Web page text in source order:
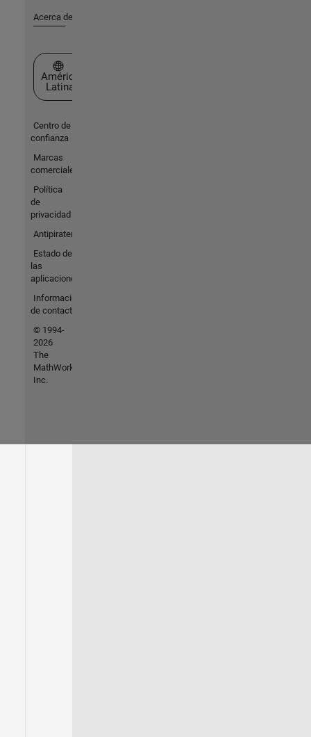
Acerca de MathWorks
Seleccione un país/idioma
América
Latina
Centro de
confianza
Marcas
comerciales
Política
de
privacidad
Antipiratería
Estado de
las
aplicaciones
Información
de contacto
© 1994-
2026
The
MathWorks,
Inc.